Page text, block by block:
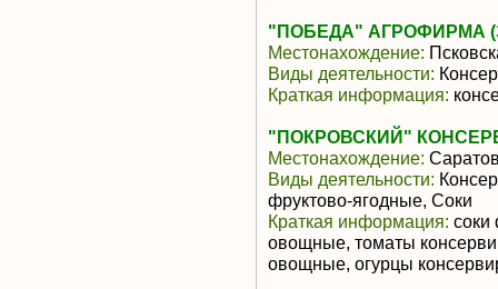
"ПОБЕДА" АГРОФИРМА
Местонахождение:
Виды деятельности:
Краткая информация:
"ПОКРОВСКИЙ"
Местонахождение:
Виды деятельности:
фруктово-ягодные, Соки
Краткая информация: соки
овощные, томаты
овощные, огурцы